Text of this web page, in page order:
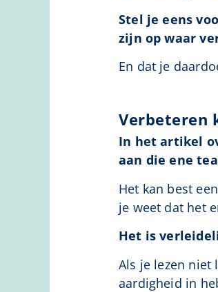
Stel je eens
zijn op waar
En dat je
Verbeteren
In het artikel
aan die ene
Het kan best
je weet dat het
Het is
Als je lezen niet
aardigheid in